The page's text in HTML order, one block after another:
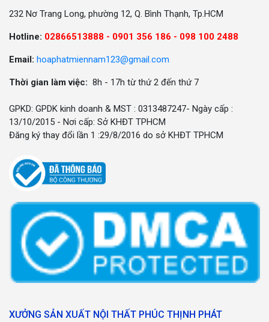
232 Nơ Trang Long, phường 12, Q. Bình Thạnh, Tp.HCM
Hotline: 02866513888 - 0901 356 186 - 098 100 2488
Email: hoaphatmiennam123@gmail.com
Thời gian làm việc: 8h - 17h từ thứ 2 đến thứ 7
GPKD: GPDK kinh doanh & MST : 0313487247- Ngày cấp :
13/10/2015 - Nơi cấp: Sở KHĐT TPHCM
Đăng ký thay đổi lần 1 :29/8/2016 do sở KHĐT TPHCM
XƯỞNG SẢN XUẤT NỘI THẤT PHÚC THỊNH PHÁT